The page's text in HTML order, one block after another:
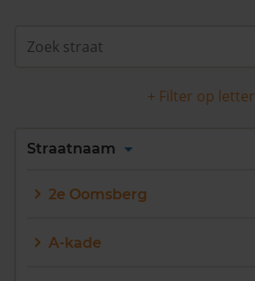
+ Filter op letter
Alles
Q
R
Straatnaam
2e Oomsberg
A-kade